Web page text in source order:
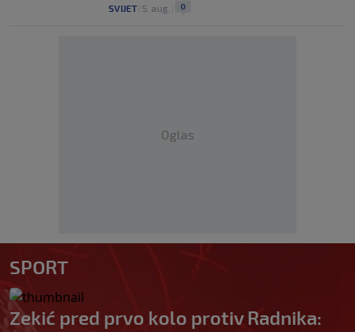
SVIJET 5. aug. 0
Oglas
SPORT
Zekić pred prvo kolo protiv Radnika: